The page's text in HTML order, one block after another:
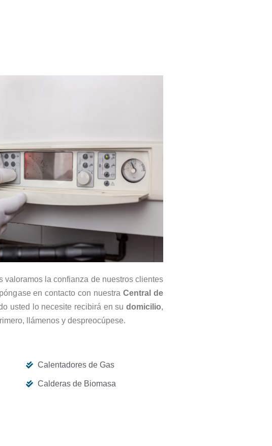
valoramos la confianza de nuestros clientes
en contacto con nuestraCentral de
usted lo necesite recibirá en sudomicilio,
llámenos y despreocúpese.
Calentadores de Gas
Calderas de Biomasa